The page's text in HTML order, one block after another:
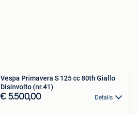
Vespa Primavera S 125 cc 80th Giallo
Disinvolto (nr.41)
€ 5.500,00 Details